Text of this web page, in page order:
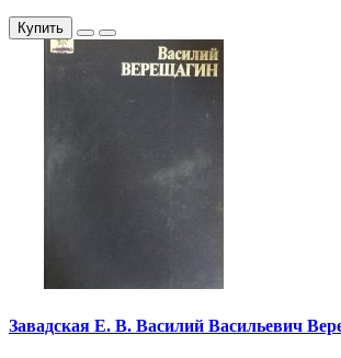
Купить
Завадская Е. В. Василий Васильевич